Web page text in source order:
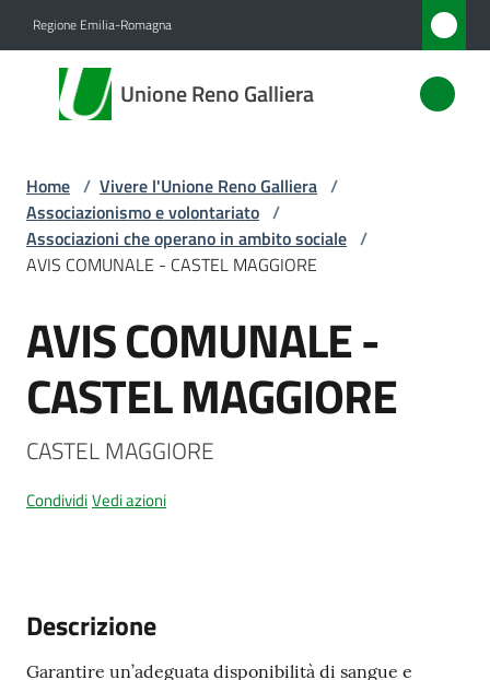
Regione Emilia-Romagna
Unione Reno Galliera
Unione
Reno
Amministrazione
Servizi
Vivere
l'Unione
Menu selezionato
Tutti
Home / Vivere l'Unione Reno Galliera /
Associazionismo e volontariato /
Associazioni che operano in ambito sociale /
AVIS COMUNALE - CASTEL MAGGIORE
Salta al contenuto
AVIS COMUNALE -
CASTEL MAGGIORE
CASTEL MAGGIORE
CondividiVedi azioni
Descrizione
Garantire un’adeguata disponibilità di sangue e